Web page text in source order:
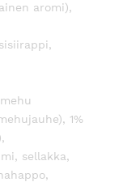
aromi),
1%
sellakka,